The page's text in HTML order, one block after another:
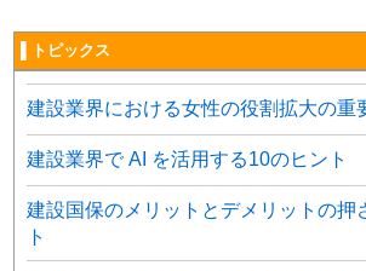
▌トピックス
建設業界における女性の役割拡大の重
建設業界で AI を活用する10のヒント
建設国保のメリットとデメリットの押
ト